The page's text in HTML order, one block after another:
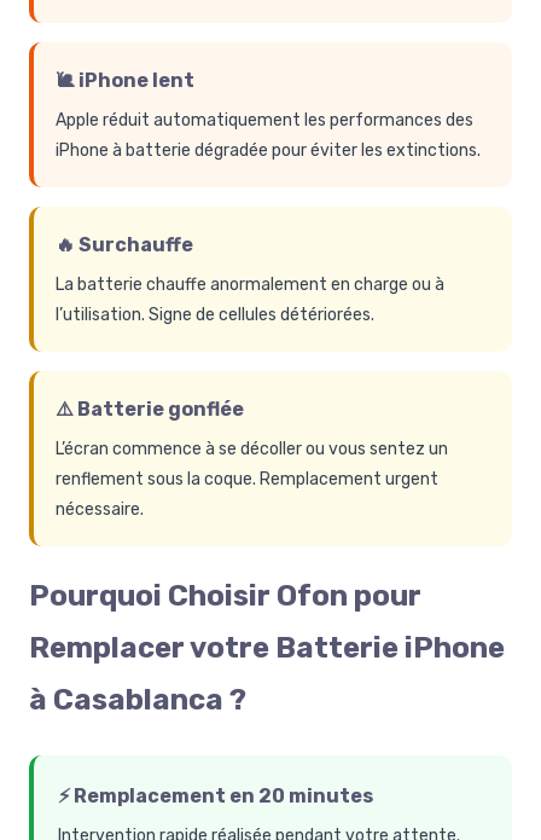
🐌 iPhone lent
Apple réduit automatiquement les performances des
iPhone à batterie dégradée pour éviter les extinctions.
🔥 Surchauffe
La batterie chauffe anormalement en charge ou à
l’utilisation. Signe de cellules détériorées.
⚠️ Batterie gonflée
L’écran commence à se décoller ou vous sentez un
renflement sous la coque. Remplacement urgent
nécessaire.
Pourquoi Choisir Ofon pour
Remplacer votre Batterie iPhone
à Casablanca ?
⚡ Remplacement en 20 minutes
Intervention rapide réalisée pendant votre attente.